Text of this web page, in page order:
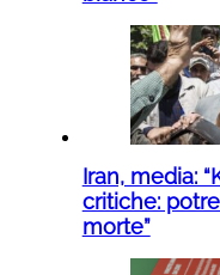
Iran, media:
critiche:
morte”